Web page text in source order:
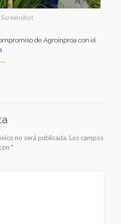
Screenshot
de Agroinproa con el
no será publicada. Los campos
*